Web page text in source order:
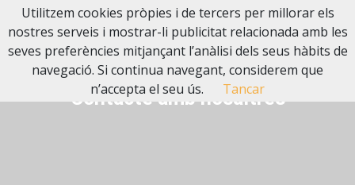
Contacte amb nosaltres
Utilitzem cookies pròpies i de tercers per millorar els
nostres serveis i mostrar-li publicitat relacionada amb les
seves preferències mitjançant l’anàlisi dels seus hàbits de
navegació. Si continua navegant, considerem que
n’accepta el seu ús.
Tancar